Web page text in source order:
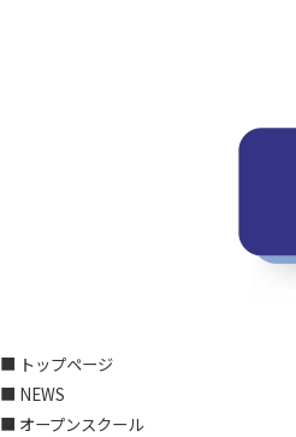
■ トップページ
■ NEWS
■ オープンスクール